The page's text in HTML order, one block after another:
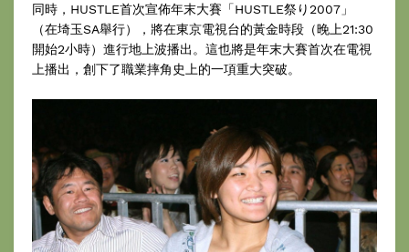
同時，HUSTLE首次宣佈年末大賽「HUSTLE祭り2007」
（在埼玉SA舉行），將在東京電視台的黃金時段（晚上21:30
開始2小時）進行地上波播出。這也將是年末大賽首次在電視
上播出，創下了職業摔角史上的一項重大突破。